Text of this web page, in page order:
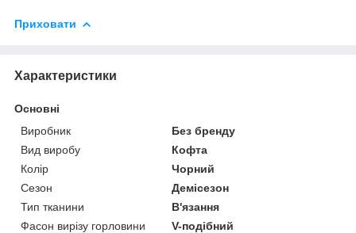
Приховати
Характеристики
Основні
Виробник
Без бренду
Вид виробу
Кофта
Колір
Чорний
Сезон
Демісезон
Тип тканини
В'язання
Фасон вирізу горловини
V-подібний